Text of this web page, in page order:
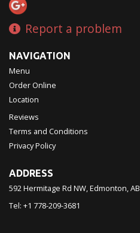
Report a problem
NAVIGATION
Menu
Order Online
Location
Reviews
Terms and Conditions
Privacy Policy
ADDRESS
592 Hermitage Rd NW, Edmonton, AB
Tel: +1 778-209-3681